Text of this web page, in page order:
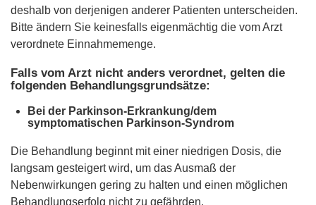
deshalb von derjenigen anderer Patienten unterscheiden.
Bitte ändern Sie keinesfalls eigenmächtig die vom Arzt
verordnete Einnahmemenge.
Falls vom Arzt nicht anders verordnet, gelten die
folgenden Behandlungsgrundsätze:
Bei der Parkinson-Erkrankung/dem
symptomatischen Parkinson-Syndrom
Die Behandlung beginnt mit einer niedrigen Dosis, die
langsam gesteigert wird, um das Ausmaß der
Nebenwirkungen gering zu halten und einen möglichen
Behandlungserfolg nicht zu gefährden.